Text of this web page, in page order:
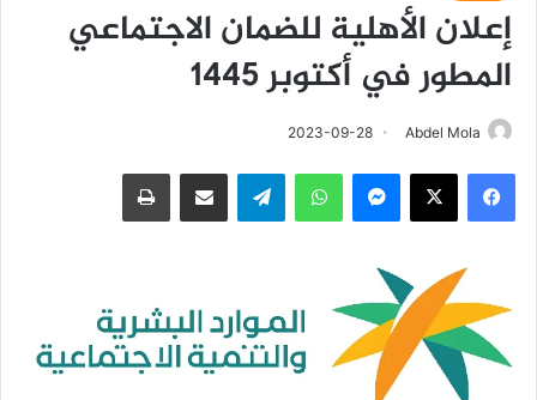
إعلان الأهلية للضمان الاجتماعي
المطور في أكتوبر 1445
Abdel Mola
2023-09-28
فيسبوك ‫X ماسنجر واتساب تيلقرام مشاركة عبر البريد طباعة